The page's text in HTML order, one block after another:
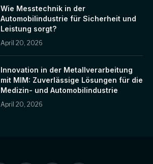
Wie Messtechnik in der
Automobilindustrie für Sicherheit und
Leistung sorgt?
April 20, 2026
Innovation in der Metallverarbeitung
mit MIM: Zuverlässige Lösungen für die
Medizin- und Automobilindustrie
April 20, 2026